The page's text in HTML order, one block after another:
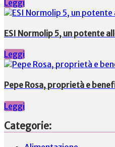
Leggi
ESI Normolip 5, un potente
Leggi
Pepe Rosa, proprietà e
Leggi
Categorie: